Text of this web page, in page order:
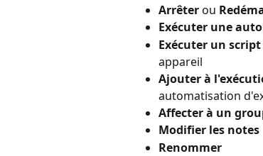
Arrêter ou
Exécuter une
Exécuter un
appareil
Ajouter à
automatisation
Affecter à un
Modifier les notes
Renommer